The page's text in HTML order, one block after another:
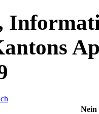
Nein